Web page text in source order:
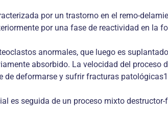
por un trastorno en el remo-
por una fase de reactividad en la
anormales, que luego es
absorbido. La velocidad del
deformarse y sufrir fracturas
es seguida de un proceso mixto